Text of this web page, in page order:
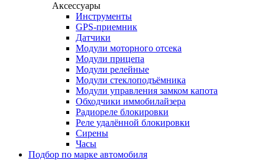
Аксессуары
Инструменты
GPS-приемник
Датчики
Модули моторного отсека
Модули прицепа
Модули релейные
Модули стеклоподъёмника
Модули управления замком капота
Обходчики иммобилайзера
Радиореле блокировки
Реле удалённой блокировки
Сирены
Часы
Подбор по марке автомобиля